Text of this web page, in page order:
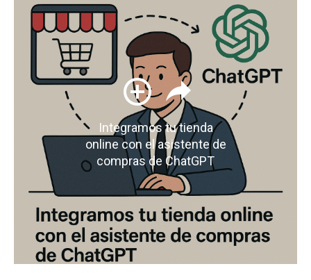
Integramos tu tienda
online con el asistente de
compras de ChatGPT